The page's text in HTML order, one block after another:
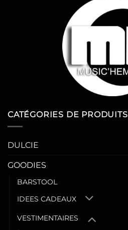
CATÉGORIES DE PRODUITS
DULCIE
GOODIES
BARSTOOL
IDEES CADEAUX
VESTIMENTAIRES